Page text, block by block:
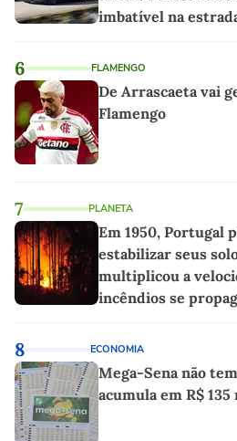
imbatível na
6 FLAMENGO
De Arrascaeta vai
Flamengo
7 PLANETA
Em 1950, Portugal
estabilizar seus
multiplicou a
incêndios se
8 ECONOMIA
Mega-Sena não
acumula em R$